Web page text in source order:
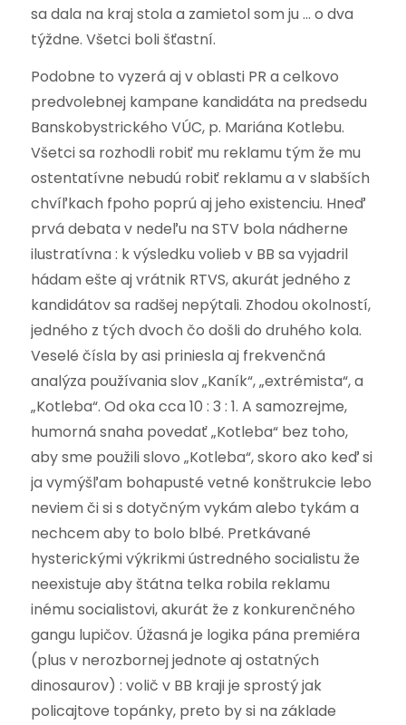
sa dala na kraj stola a zamietol som ju … o dva
týždne. Všetci boli šťastní.
Podobne to vyzerá aj v oblasti PR a celkovo
predvolebnej kampane kandidáta na predsedu
Banskobystrického VÚC, p. Mariána Kotlebu.
Všetci sa rozhodli robiť mu reklamu tým že mu
ostentatívne nebudú robiť reklamu a v slabších
chvíľkach fpoho poprú aj jeho existenciu. Hneď
prvá debata v nedeľu na STV bola nádherne
ilustratívna : k výsledku volieb v BB sa vyjadril
hádam ešte aj vrátnik RTVS, akurát jedného z
kandidátov sa radšej nepýtali. Zhodou okolností,
jedného z tých dvoch čo došli do druhého kola.
Veselé čísla by asi priniesla aj frekvenčná
analýza používania slov „Kaník“, „extrémista“, a
„Kotleba“. Od oka cca 10 : 3 : 1. A samozrejme,
humorná snaha povedať „Kotleba“ bez toho,
aby sme použili slovo „Kotleba“, skoro ako keď si
ja vymýšľam bohapusté vetné konštrukcie lebo
neviem či si s dotyčným vykám alebo tykám a
nechcem aby to bolo blbé. Pretkávané
hysterickými výkrikmi ústredného socialistu že
neexistuje aby štátna telka robila reklamu
inému socialistovi, akurát že z konkurenčného
gangu lupičov. Úžasná je logika pána premiéra
(plus v nerozbornej jednote aj ostatných
dinosaurov) : volič v BB kraji je sprostý jak
policajtove topánky, preto by si na základe